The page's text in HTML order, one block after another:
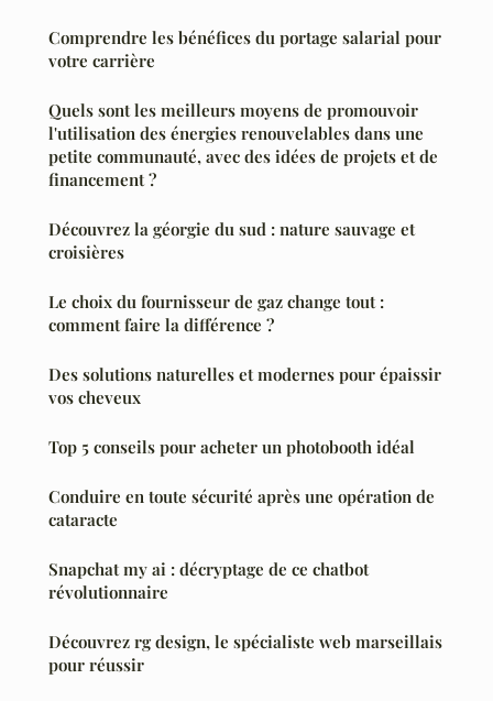
Comprendre les bénéfices du portage salarial pour
votre carrière
Quels sont les meilleurs moyens de promouvoir
l'utilisation des énergies renouvelables dans une
petite communauté, avec des idées de projets et de
financement ?
Découvrez la géorgie du sud : nature sauvage et
croisières
Le choix du fournisseur de gaz change tout :
comment faire la différence ?
Des solutions naturelles et modernes pour épaissir
vos cheveux
Top 5 conseils pour acheter un photobooth idéal
Conduire en toute sécurité après une opération de
cataracte
Snapchat my ai : décryptage de ce chatbot
révolutionnaire
Découvrez rg design, le spécialiste web marseillais
pour réussir